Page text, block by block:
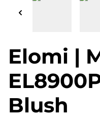
Elomi |
Blush